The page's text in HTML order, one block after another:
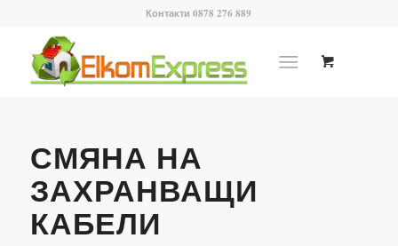
Контакти 0878 276 889
СМЯНА НА
ЗАХРАНВАЩИ
КАБЕЛИ